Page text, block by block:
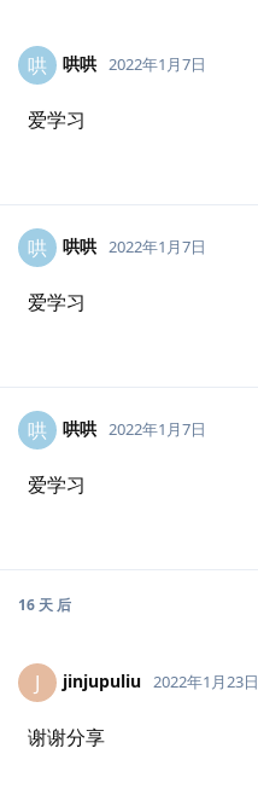
哄 哄哄 2022年1月7日
爱学习
哄 哄哄 2022年1月7日
爱学习
哄 哄哄 2022年1月7日
爱学习
16 天 后
J jinjupuliu 2022年1月23日
谢谢分享